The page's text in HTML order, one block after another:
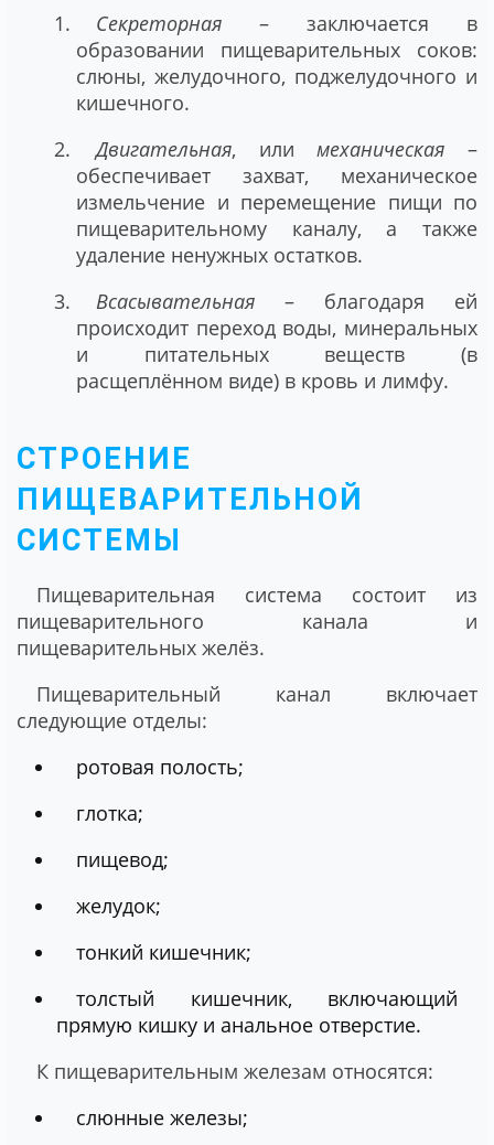
Секреторная – заключается в
образовании пищеварительных соков:
слюны, желудочного, поджелудочного и
кишечного.
Двигательная, илимеханическая–
обеспечивает захват, механическое
измельчение и перемещение пищи по
пищеварительному каналу, а также
удаление ненужных остатков.
Всасывательная – благодаря ей
происходит переход воды, минеральных
и питательных веществ (в
расщеплённом виде) в кровь и лимфу.
СТРОЕНИЕ
ПИЩЕВАРИТЕЛЬНОЙ
СИСТЕМЫ
Пищеварительная система состоит из
пищеварительного канала и
пищеварительных желёз.
Пищеварительный канал включает
следующие отделы:
ротовая полость;
глотка;
пищевод;
желудок;
тонкий кишечник;
толстый кишечник, включающий
прямую кишку и анальное отверстие.
К пищеварительным железам относятся:
слюнные железы;